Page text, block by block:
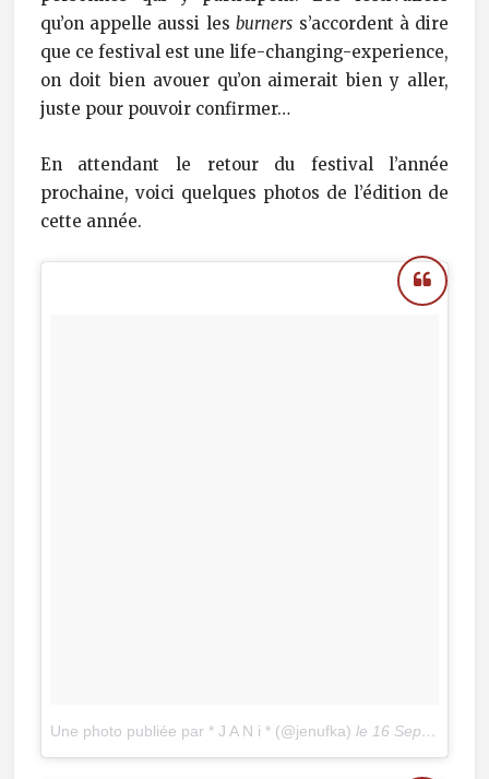
qu’on appelle aussi lesburners s’accordent à dire
que ce festival est une life-changing-experience,
on doit bien avouer qu’on aimerait bien y aller,
juste pour pouvoir confirmer…
En attendant le retour du festival l’année
prochaine, voici quelques photos de l’édition de
cette année.
Une photo publiée par * J A N i * (@jenufka) le 16 Sept. 2015 à 15h27 PDT